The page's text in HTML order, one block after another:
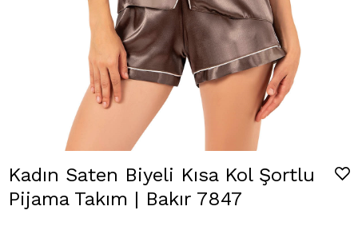
Kadın Saten Biyeli Kısa Kol Şortlu
Pijama Takım | Bakır 7847